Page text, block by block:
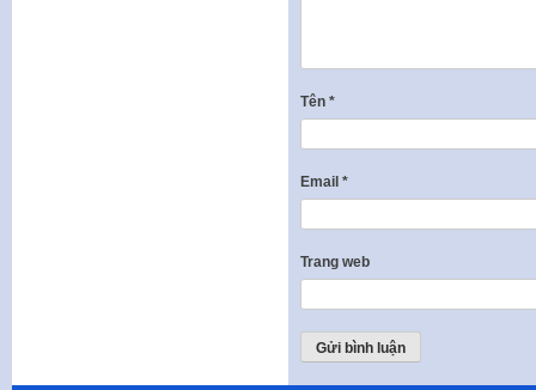
Tên *
Email *
Trang web